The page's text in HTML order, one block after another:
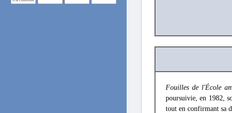
Fouilles de l'École
poursuivie, en 1982,
tout en confirmant sa